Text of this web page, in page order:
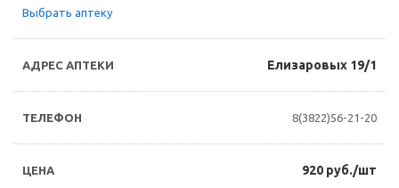
Выбрать аптеку
Елизаровых 19/1
8(3822)56-21-20
920 руб./шт